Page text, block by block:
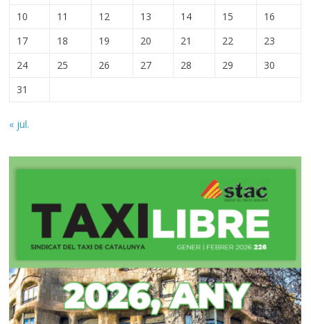
10
11 12 13 14 15
16
17
18 19 20 21 22
23
24
25 26 27 28 29
30
31
« jul.